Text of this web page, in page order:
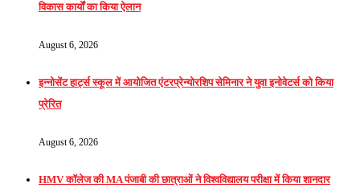
विकास कार्यों का किया ऐलान
August 6, 2026
इन्नोसेंट हार्ट्स स्कूल में आयोजित एंटरप्रेन्योरशिप सेमिनार ने युवा इनोवेटर्स को किया
प्रेरित
August 6, 2026
HMV कॉलेज की MA पंजाबी की छात्राओं ने विश्वविद्यालय परीक्षा में किया शानदार